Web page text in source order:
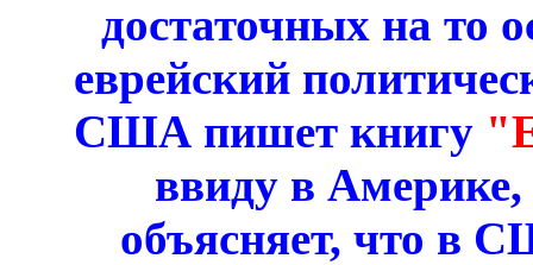
достаточных на то
еврейский
США пишет книгу
ввиду в
объясняет, что в